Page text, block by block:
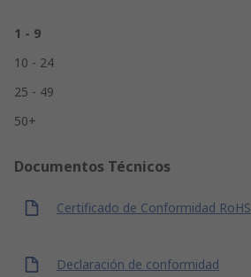
1 - 9
10 - 24
25 - 49
50+
Documentos Técnicos
Certificado de Conformidad RoHS
Declaración de conformidad